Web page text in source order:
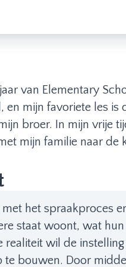
van Elementary
en mijn favoriete les
broer. In mijn vrije
mijn familie naar de
het spraakproces
staat woont, wat
wil de
bouwen. Door